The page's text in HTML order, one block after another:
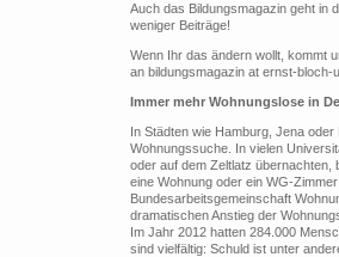
Auch das Bildungsmagazin geht in
weniger Beiträge!
Wenn Ihr das ändern wollt, kommt
an bildungsmagazin at ernst-
Immer mehr Wohnungslose in
In Städten wie Hamburg, Jena
Wohnungssuche. In vielen
oder auf dem Zeltlatz übernachten,
eine Wohnung oder ein WG-
Bundesarbeitsgemeinschaft
dramatischen Anstieg der
Im Jahr 2012 hatten 284.000
sind vielfältig: Schuld ist unter